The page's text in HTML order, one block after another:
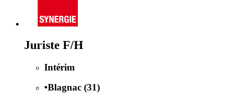
Juriste F/H
Intérim
•Blagnac (31)